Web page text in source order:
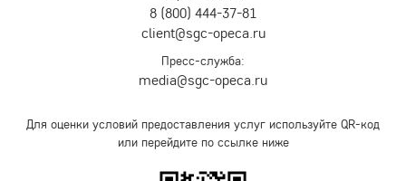
8 (800) 444-37-81
client@sgc-opeca.ru
Пресс-служба:
media@sgc-opeca.ru
Для оценки условий предоставления услуг используйте QR-код
или перейдите по ссылке ниже